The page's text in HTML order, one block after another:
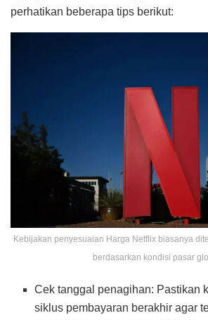
perhatikan beberapa tips berikut:
Kebijakan penyesuaian Harga Netflix biasanya
berdasarkan kondisi pasar
Cek tanggal penagihan: Pastikan
siklus pembayaran berakhir agar